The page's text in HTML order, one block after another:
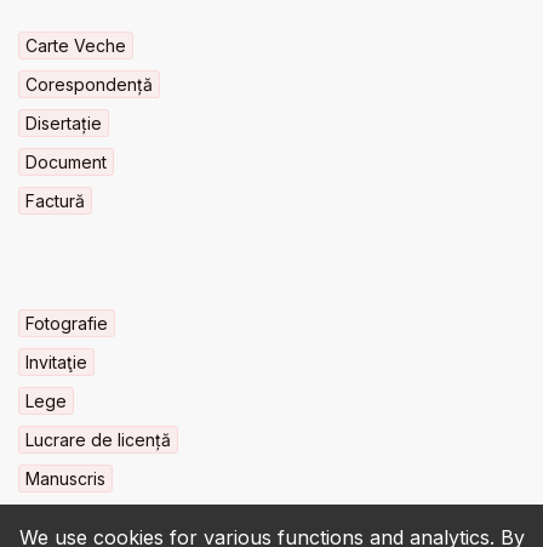
We use cookies for various functions and analytics. By
Carte Veche
Corespondență
Disertație
Document
Factură
Fotografie
Invitaţie
Lege
Lucrare de licență
Manuscris